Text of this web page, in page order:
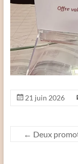
21 juin 2026
← Deux